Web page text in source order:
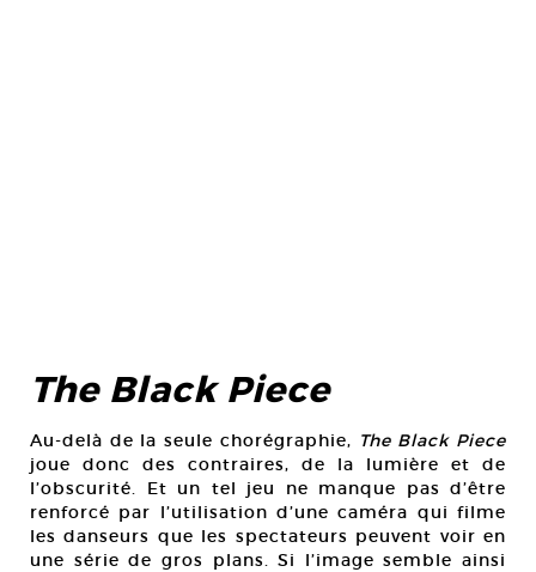
The Black Piece
Au-delà de la seule chorégraphie, The Black Piece
joue donc des contraires, de la lumière et de
l’obscurité. Et un tel jeu ne manque pas d’être
renforcé par l’utilisation d’une caméra qui filme
les danseurs que les spectateurs peuvent voir en
une série de gros plans. Si l’image semble ainsi